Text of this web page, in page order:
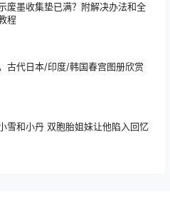
废墨收集垫已满？附解决办法和全
程
古代日本/印度/韩国春宫图册欣赏
雪和小丹 双胞胎姐妹让他陷入回忆